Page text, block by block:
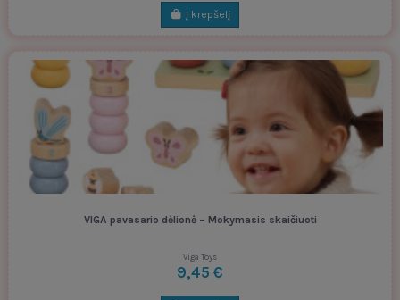
Į krepšelį
VIGA pavasario dėlionė – Mokymasis skaičiuoti
Viga Toys
9,45 €